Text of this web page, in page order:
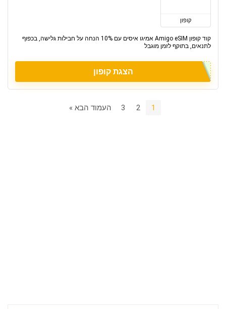
קופון
קוד קופון Amigo eSIM אמיגו איסים עם 10% הנחה על חבילות גלישה, בכפוף
לתנאים, בתוקף לזמן מוגבל
הצגת קופון
1
2
3 העמוד הבא »